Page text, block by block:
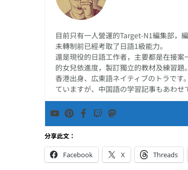
目前只有一人營運的Target-N1編集部，
未轉制前已經考取了日語1級能力。
還是現役的日語工作者，主要都是在接
的女兒依進度，製訂獨立的教材及練習題。
香港出身、広東語ネイティブのトラで
ていますが、中国語の学習記事もあわせ
分享此文：
Facebook X Threads